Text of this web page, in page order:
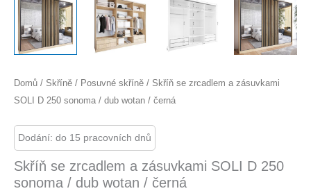
Domů / Skříně / Posuvné skříně / Skříň se zrcadlem a zásuvkami
SOLI D 250 sonoma / dub wotan / černá
Dodání: do 15 pracovních dnů
Skříň se zrcadlem a zásuvkami SOLI D 250
sonoma / dub wotan / černá